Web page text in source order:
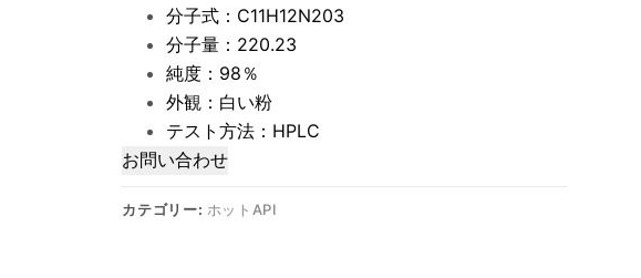
分子式：C11H12N203
分子量：220.23
純度：98％
外観：白い粉
テスト方法：HPLC
お問い合わせ
カテゴリー: ホットAPI